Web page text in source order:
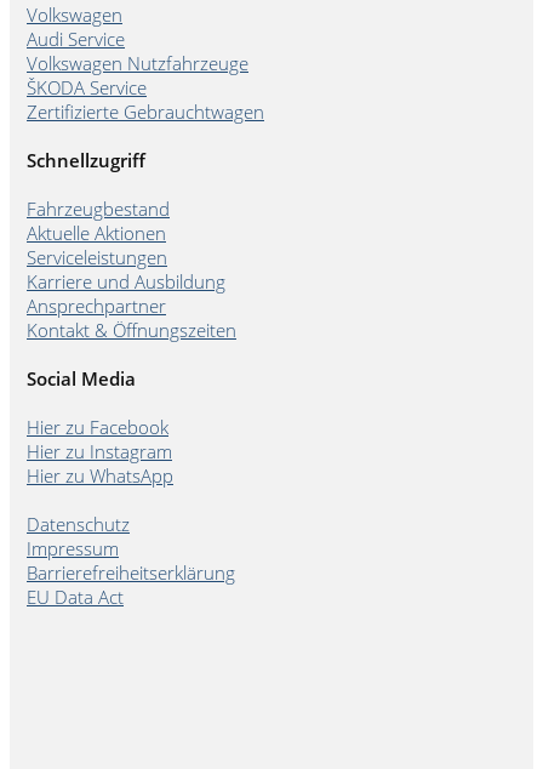
Volkswagen
Audi Service
Volkswagen Nutzfahrzeuge
ŠKODA Service
Zertifizierte Gebrauchtwagen
Schnellzugriff
Fahrzeugbestand
Aktuelle Aktionen
Serviceleistungen
Karriere und Ausbildung
Ansprechpartner
Kontakt & Öffnungszeiten
Social Media
Hier zu Facebook
Hier zu Instagram
Hier zu WhatsApp
Datenschutz
Impressum
Barrierefreiheitserklärung
EU Data Act